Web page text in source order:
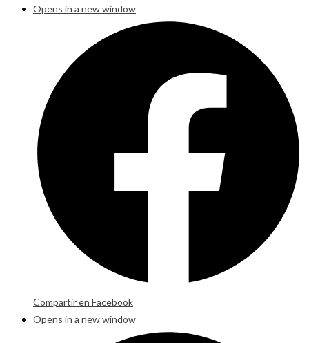
Opens in a new window
Compartir en Facebook
Opens in a new window